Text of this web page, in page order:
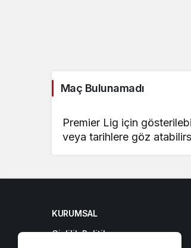
Maç Bulunamadı
Premier Lig için
veya tarihlere göz
KURUMSAL
Gizlilik Politikası